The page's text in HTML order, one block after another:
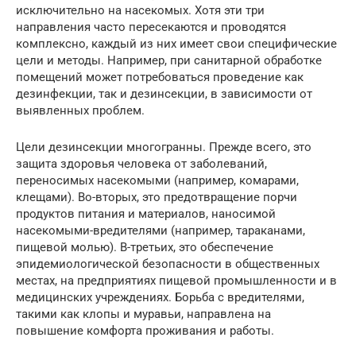
исключительно на насекомых. Хотя эти три
направления часто пересекаются и проводятся
комплексно, каждый из них имеет свои специфические
цели и методы. Например, при санитарной обработке
помещений может потребоваться проведение как
дезинфекции, так и дезинсекции, в зависимости от
выявленных проблем.
Цели дезинсекции многогранны. Прежде всего, это
защита здоровья человека от заболеваний,
переносимых насекомыми (например, комарами,
клещами). Во-вторых, это предотвращение порчи
продуктов питания и материалов, наносимой
насекомыми-вредителями (например, тараканами,
пищевой молью). В-третьих, это обеспечение
эпидемиологической безопасности в общественных
местах, на предприятиях пищевой промышленности и в
медицинских учреждениях. Борьба с вредителями,
такими как клопы и муравьи, направлена на
повышение комфорта проживания и работы.